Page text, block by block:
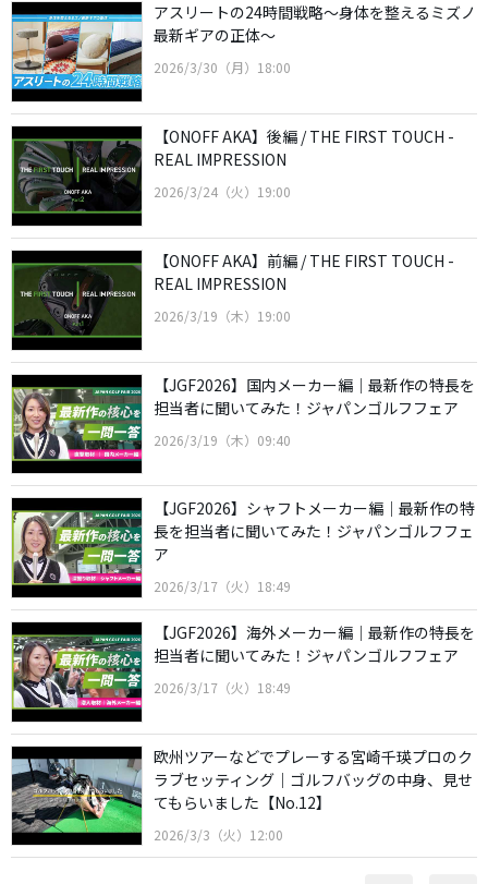
アスリートの24時間戦略〜身体を整えるミズノ
最新ギアの正体〜
2026/3/30（月）18:00
【ONOFF AKA】後編 / THE FIRST TOUCH -
REAL IMPRESSION
2026/3/24（火）19:00
【ONOFF AKA】前編 / THE FIRST TOUCH -
REAL IMPRESSION
2026/3/19（木）19:00
【JGF2026】国内メーカー編｜最新作の特長を
担当者に聞いてみた！ジャパンゴルフフェア
2026/3/19（木）09:40
【JGF2026】シャフトメーカー編｜最新作の特
長を担当者に聞いてみた！ジャパンゴルフフェ
ア
2026/3/17（火）18:49
【JGF2026】海外メーカー編｜最新作の特長を
担当者に聞いてみた！ジャパンゴルフフェア
2026/3/17（火）18:49
欧州ツアーなどでプレーする宮崎千瑛プロのク
ラブセッティング｜ゴルフバッグの中身、見せ
てもらいました【No.12】
2026/3/3（火）12:00